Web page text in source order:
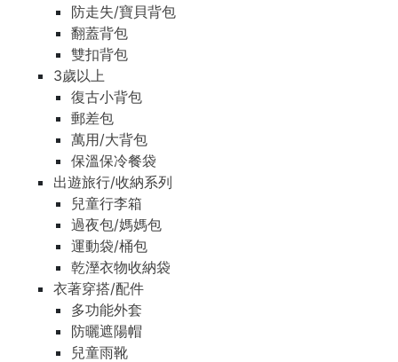
防走失/寶貝背包
翻蓋背包
雙扣背包
3歲以上
復古小背包
郵差包
萬用/大背包
保溫保冷餐袋
出遊旅行/收納系列
兒童行李箱
過夜包/媽媽包
運動袋/桶包
乾溼衣物收納袋
衣著穿搭/配件
多功能外套
防曬遮陽帽
兒童雨靴